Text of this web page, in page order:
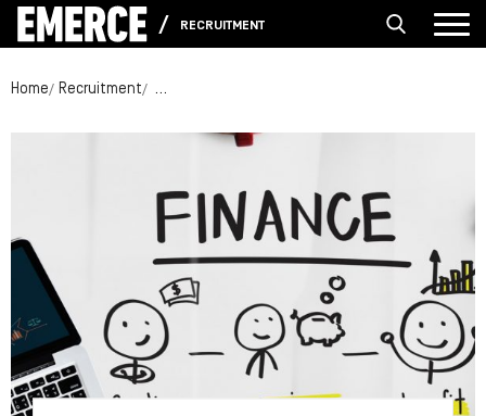
RECRUITMENT
Home Recruitment Bereken de ROI van continue kennisontwikkeling